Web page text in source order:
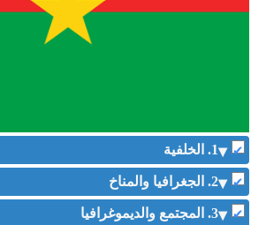
1. الخلفية
2. الجغرافيا والمناخ
3. المجتمع والديموغرافيا